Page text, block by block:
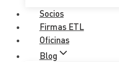
Socios
Firmas ETL
Oficinas
Blog